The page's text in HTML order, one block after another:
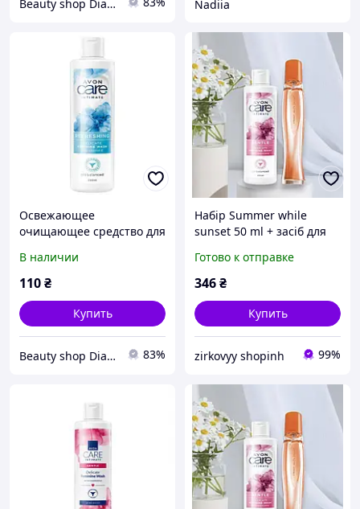
Beauty shop Diana Nadiia
Освежающее
очищающее средство для
гигиены с витамином E
250 мл 1542707
В наличии
110₴
Купить
Beauty shop Diana 83%
Набір Summer while
sunset 50 ml + засіб для
Готово к отправке
346₴
Купить
zirkovyy shopinh 99%